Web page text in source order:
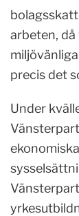
arbeten,
precis det
Under